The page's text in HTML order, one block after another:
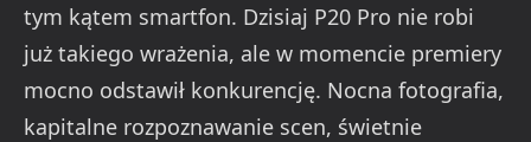
tym kątem smartfon. Dzisiaj P20 Pro nie robi
już takiego wrażenia, ale w momencie premiery
mocno odstawił konkurencję. Nocna fotografia,
kapitalne rozpoznawanie scen, świetnie